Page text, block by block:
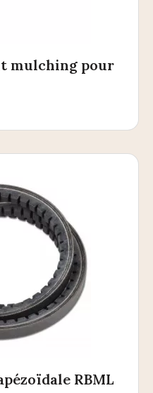
mulching pour
RBML